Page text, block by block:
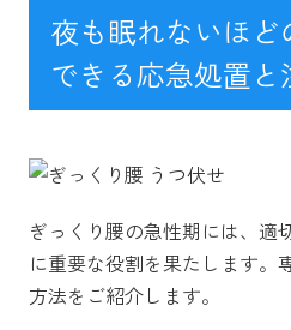
夜も眠れないほ
できる応急処置と
ぎっくり腰の急性期には、適
に重要な役割を果たします。
方法をご紹介します。